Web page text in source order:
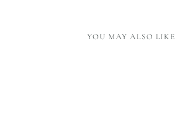
YOU MAY ALSO LIKE